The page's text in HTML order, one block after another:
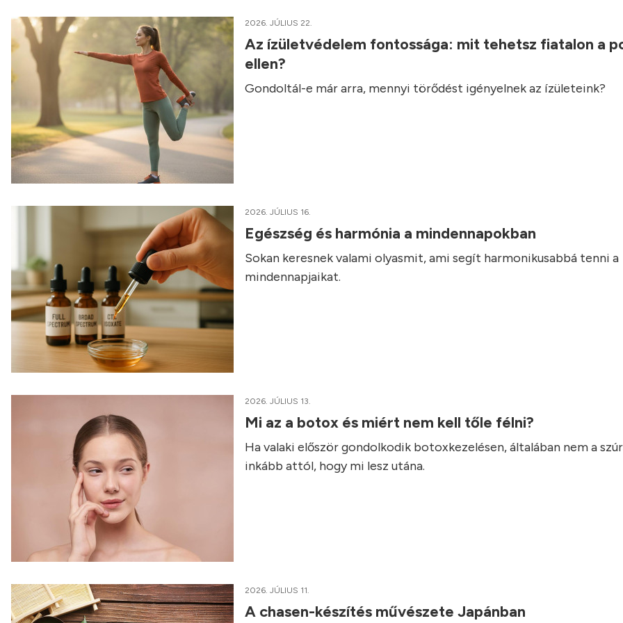
2026. JÚLIUS 22.
Az ízületvédelem fontossága: mit tehetsz fiatalon a
ellen?
Gondoltál-e már arra, mennyi törődést igényelnek az ízületeink?
2026. JÚLIUS 16.
Egészség és harmónia a mindennapokban
Sokan keresnek valami olyasmit, ami segít harmonikusabbá tenni a
mindennapjaikat.
2026. JÚLIUS 13.
Mi az a botox és miért nem kell tőle félni?
Ha valaki először gondolkodik botoxkezelésen, általában nem a
inkább attól, hogy mi lesz utána.
2026. JÚLIUS 11.
A chasen-készítés művészete Japánban